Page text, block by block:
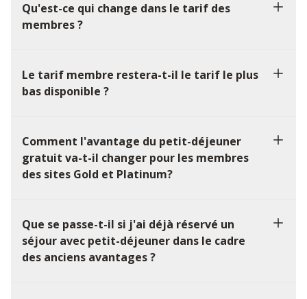
Qu'est-ce qui change dans le tarif des
membres ?
Le tarif membre restera-t-il le tarif le plus
bas disponible ?
Comment l'avantage du petit-déjeuner
gratuit va-t-il changer pour les membres
des sites Gold et Platinum?
Que se passe-t-il si j'ai déjà réservé un
séjour avec petit-déjeuner dans le cadre
des anciens avantages ?